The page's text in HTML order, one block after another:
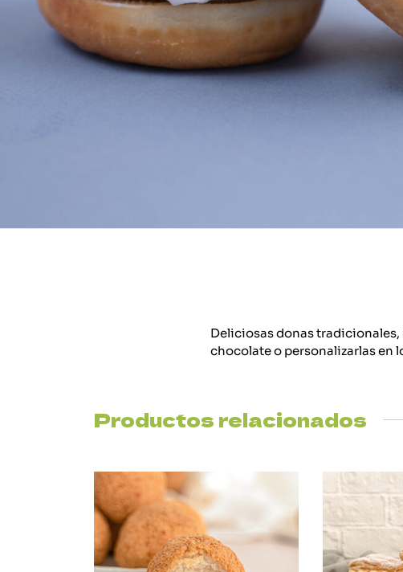
Deliciosas donas tradicionales,
chocolate o personalizarlas en
Productos relacionados